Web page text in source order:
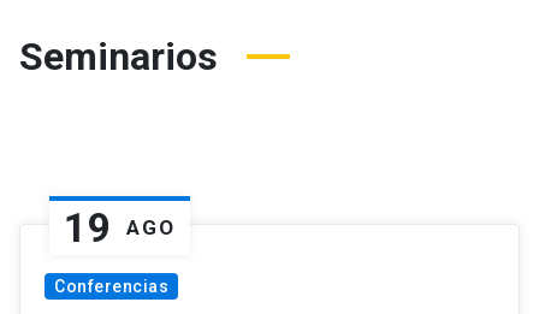
Seminarios
19 AGO
Conferencias